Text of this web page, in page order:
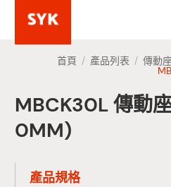
首頁 / 產品列表 / 傳動
MBCK30L 傳動
0MM)
產品規格